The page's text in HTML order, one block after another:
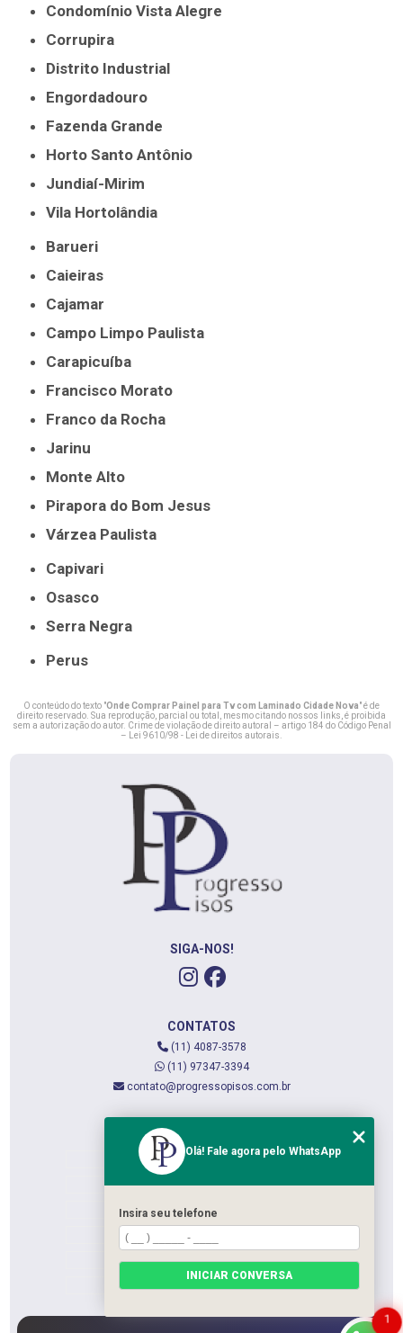
Condomínio Vista Alegre
Corrupira
Distrito Industrial
Engordadouro
Fazenda Grande
Horto Santo Antônio
Jundiaí-Mirim
Vila Hortolândia
Barueri
Caieiras
Cajamar
Campo Limpo Paulista
Carapicuíba
Francisco Morato
Franco da Rocha
Jarinu
Monte Alto
Pirapora do Bom Jesus
Várzea Paulista
Capivari
Osasco
Serra Negra
Perus
O conteúdo do texto "Onde Comprar Painel para Tv com Laminado Cidade Nova" é de
direito reservado. Sua reprodução, parcial ou total, mesmo citando nossos links, é proibida
sem a autorização do autor. Crime de violação de direito autoral – artigo 184 do Código Penal
–
Lei 9610/98 - Lei de direitos autorais
SIGA-NOS!
CONTATOS
(11) 4087-3578
(11) 97347-3394
contato@progressopisos.com.br
QUEM SOMOS
SERVIÇOS
CATEGORIAS
1
Olá! Fale agora pelo WhatsApp
Insira seu telefone
INICIAR CONVERSA